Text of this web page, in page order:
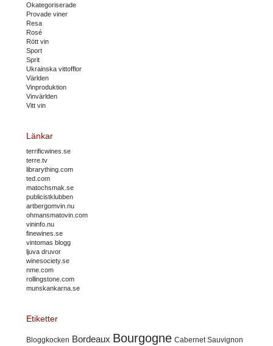
Okategoriserade
Provade viner
Resa
Rosé
Rött vin
Sport
Sprit
Ukrainska vittofflor
Världen
Vinproduktion
Vinvärlden
Vitt vin
Länkar
terrificwines.se
terre.tv
librarything.com
ted.com
matochsmak.se
publicistklubben
artbergomvin.nu
ohmansmatovin.com
vininfo.nu
finewines.se
vintomas blogg
ljuva druvor
winesociety.se
nme.com
rollingstone.com
munskankarna.se
Etiketter
Bloggkocken Bordeaux Bourgogne Cabernet Sauvignon